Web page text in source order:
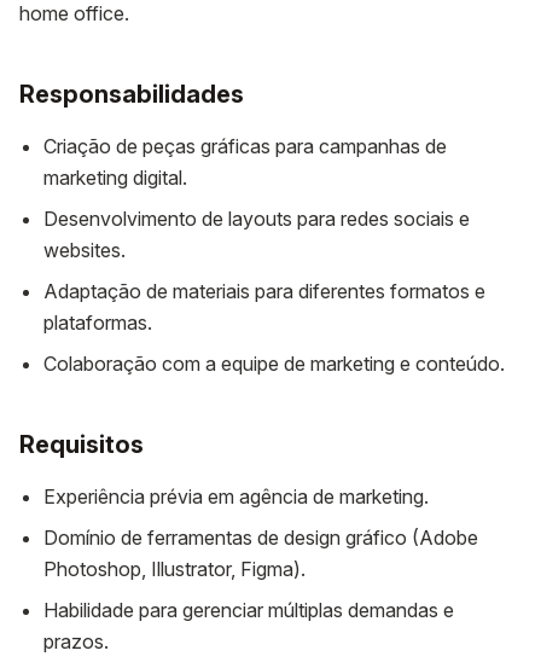
home office.
Responsabilidades
Criação de peças gráficas para campanhas de
marketing digital.
Desenvolvimento de layouts para redes sociais e
websites.
Adaptação de materiais para diferentes formatos e
plataformas.
Colaboração com a equipe de marketing e conteúdo.
Requisitos
Experiência prévia em agência de marketing.
Domínio de ferramentas de design gráfico (Adobe
Photoshop, Illustrator, Figma).
Habilidade para gerenciar múltiplas demandas e
prazos.